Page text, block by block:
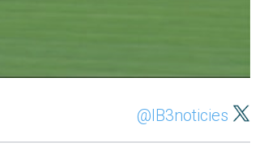
@IB3noticies